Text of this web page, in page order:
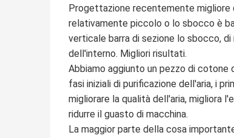
Progettazione recentemente
relativamente piccolo o lo sbocco è
verticale barra di sezione lo sbocco,
dell'interno. Migliori risultati.
Abbiamo aggiunto un pezzo di
fasi iniziali di purificazione dell'aria, i
migliorare la qualità dell'aria, migliora
ridurre il guasto di macchina.
La maggior parte della cosa